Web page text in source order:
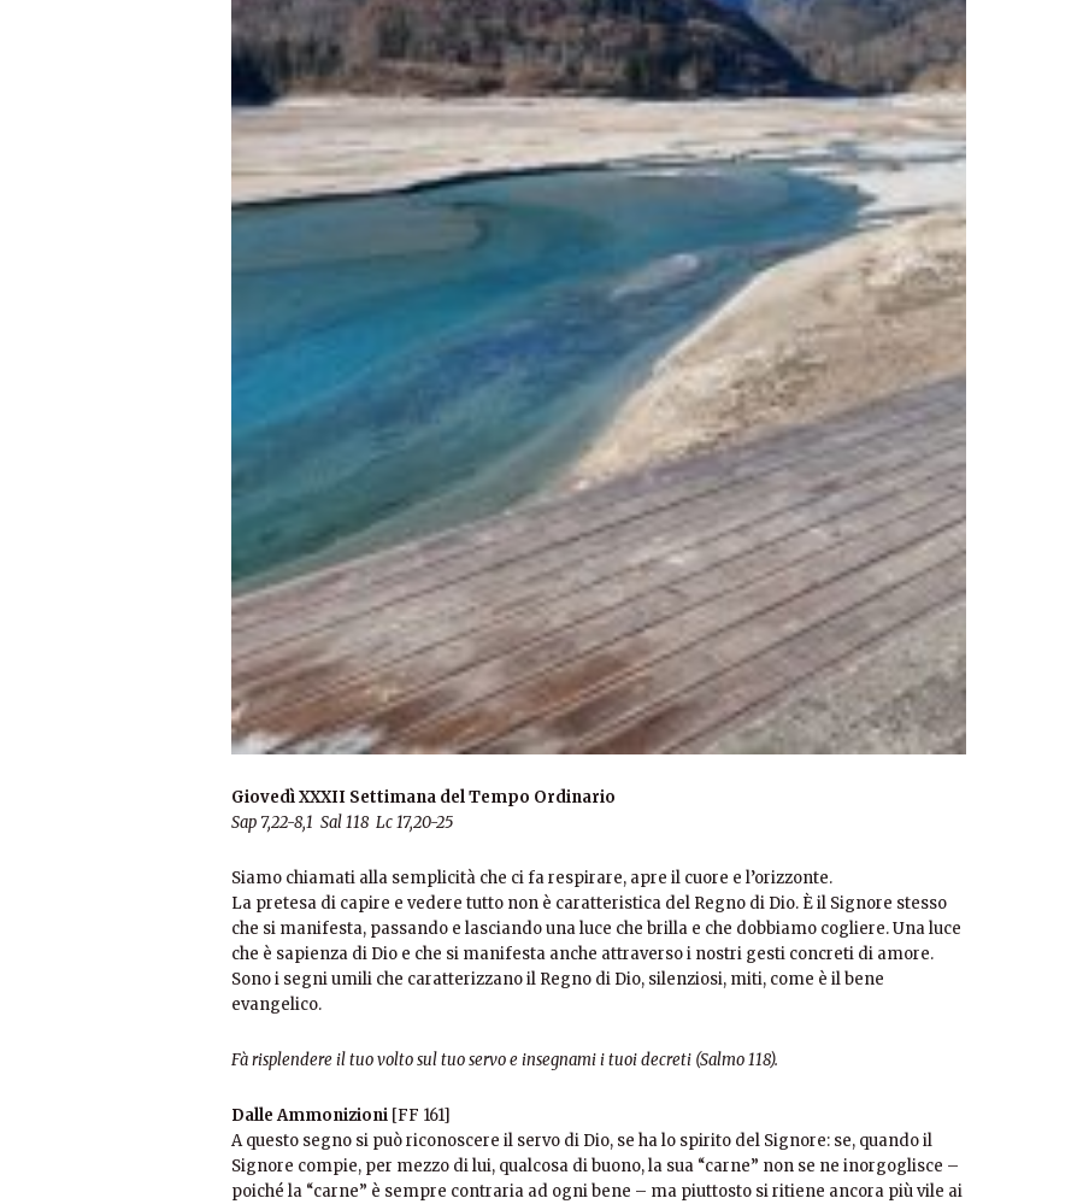
Giovedì XXXII Settimana del Tempo Ordinario
Sap 7,22-8,1 Sal 118 Lc 17,20-25
Siamo chiamati alla semplicità che ci fa respirare, apre il cuore e l’orizzonte.
La pretesa di capire e vedere tutto non è caratteristica del Regno di Dio. È il Signore stesso
che si manifesta, passando e lasciando una luce che brilla e che dobbiamo cogliere. Una luce
che è sapienza di Dio e che si manifesta anche attraverso i nostri gesti concreti di amore.
Sono i segni umili che caratterizzano il Regno di Dio, silenziosi, miti, come è il bene
evangelico.
Fà risplendere il tuo volto sul tuo servo e insegnami i tuoi decreti (Salmo 118).
Dalle Ammonizioni [FF 161]
A questo segno si può riconoscere il servo di Dio, se ha lo spirito del Signore: se, quando il
Signore compie, per mezzo di lui, qualcosa di buono, la sua “carne” non se ne inorgoglisce –
poiché la “carne” è sempre contraria ad ogni bene – ma piuttosto si ritiene ancora più vile ai